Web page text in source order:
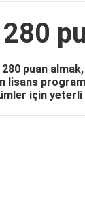
puan
lisans
için